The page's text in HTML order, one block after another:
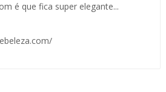
é que fica super elegante...